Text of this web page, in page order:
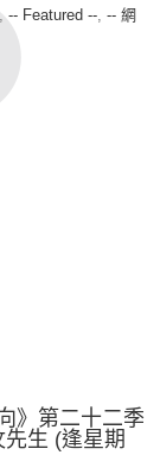
,-- Featured --, -- 網
》第二十二季
生 (逢星期